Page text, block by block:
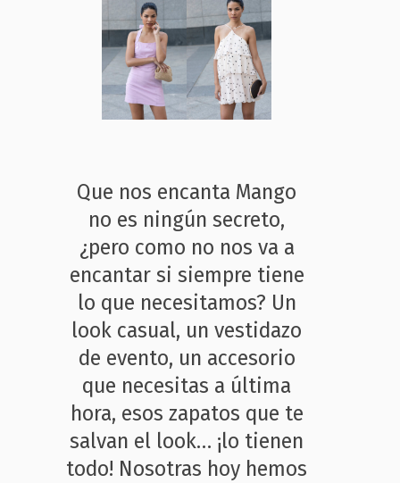
Que nos encanta Mango
no es ningún secreto,
¿pero como no nos va a
encantar si siempre tiene
lo que necesitamos? Un
look casual, un vestidazo
de evento, un accesorio
que necesitas a última
hora, esos zapatos que te
salvan el look… ¡lo tienen
todo! Nosotras hoy hemos